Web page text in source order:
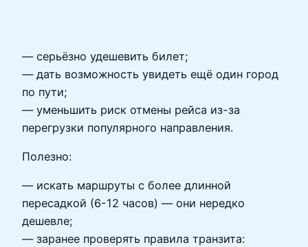
— серьёзно удешевить билет;
— дать возможность увидеть ещё один город
по пути;
— уменьшить риск отмены рейса из-за
перегрузки популярного направления.
Полезно:
— искать маршруты с более длинной
пересадкой (6-12 часов) — они нередко
дешевле;
— заранее проверять правила транзита: